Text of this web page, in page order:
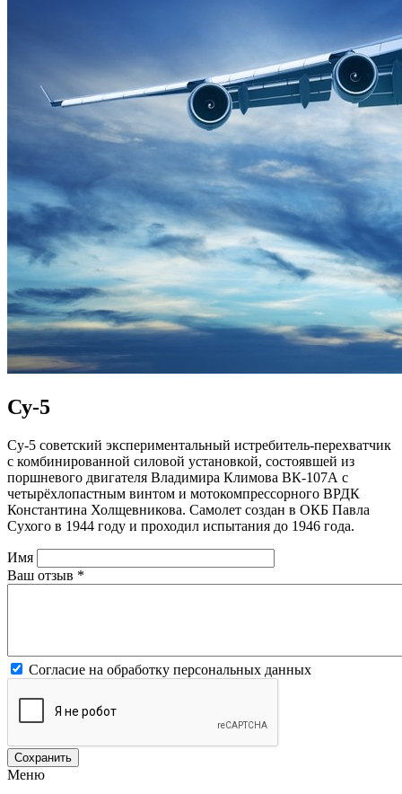
Су-5
Су-5 советский экспериментальный истребитель-перехватчик
с комбинированной силовой установкой, состоявшей из
поршневого двигателя Владимира Климова ВК-107А с
четырёхлопастным винтом и мотокомпрессорного ВРДК
Константина Холщевникова. Самолет создан в ОКБ Павла
Сухого в 1944 году и проходил испытания до 1946 года.
Имя
Ваш отзыв *
Согласие на обработку персональных данных
Меню